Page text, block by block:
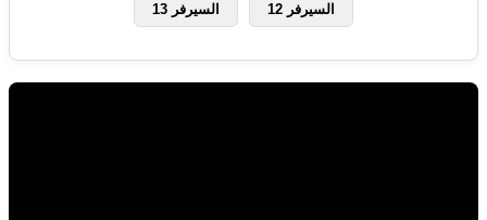
السيرفر 12 السيرفر 13